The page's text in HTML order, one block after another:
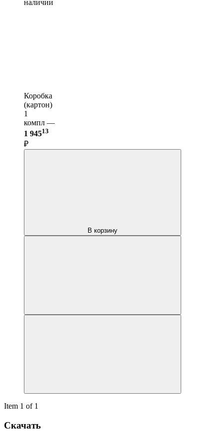
наличии
Коробка
(картон)
1
компл —
1 94513
₽
В корзину
Item 1 of 1
Скачать